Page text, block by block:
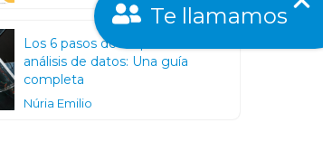
Los 6 pasos de un proceso de un
análisis de datos: Una guía
completa
Núria Emilio
Te llamamos